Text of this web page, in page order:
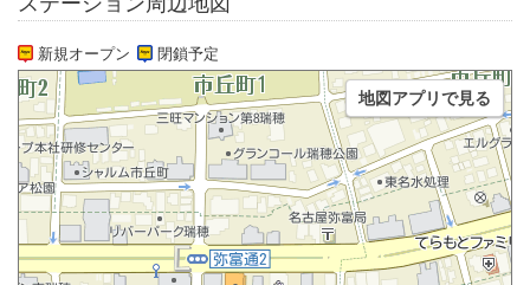
新規オープン 閉鎖予定
地図アプリで見る